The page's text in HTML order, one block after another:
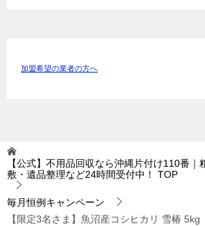
加盟希望の業者の方へ
【公式】不用品回収なら沖縄片付け110番｜
敷・遺品整理など24時間受付中！
TOP
毎月恒例キャンペーン
【限定3名さま】魚沼産コシヒカリ 雪椿 5kg